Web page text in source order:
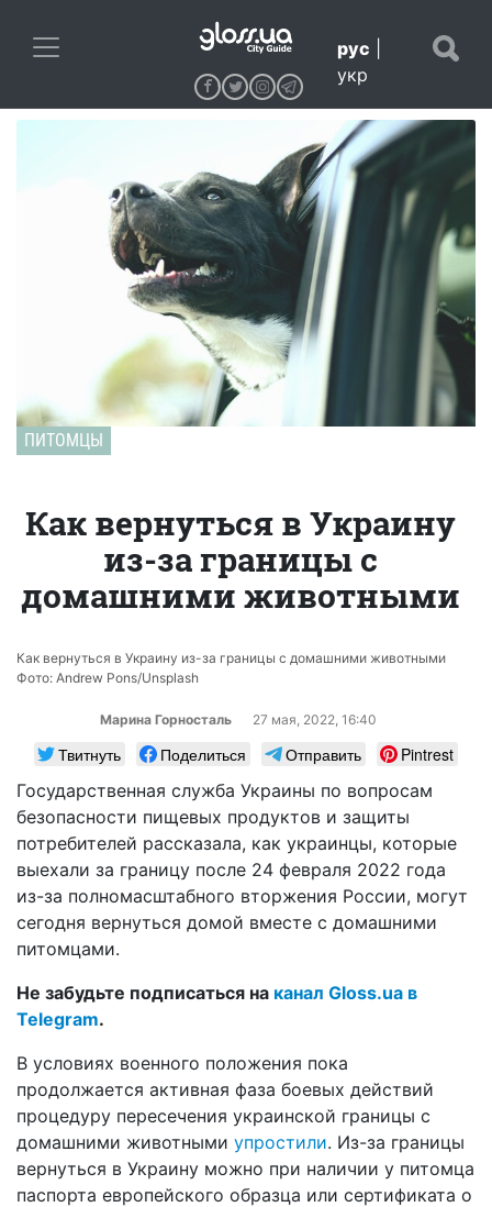
рус
укр
ПИТОМЦЫ
Как вернуться в Украину
из-за границы с
домашними животными
Как вернуться в Украину из-за границы с домашними животными
Фото: Andrew Pons/Unsplash
Марина Горносталь 27 мая, 2022, 16:40
Твитнуть Поделиться Отправить
Pintrest
Государственная служба Украины по вопросам
безопасности пищевых продуктов и защиты
потребителей рассказала, как украинцы, которые
выехали за границу после 24 февраля 2022 года
из-за полномасштабного вторжения России, могут
сегодня вернуться домой вместе с домашними
питомцами.
Не забудьте подписаться на канал Gloss.ua в
Telegram.
В условиях военного положения пока
продолжается активная фаза боевых действий
процедуру пересечения украинской границы с
домашними животными упростили. Из-за границы
вернуться в Украину можно при наличии у питомца
паспорта европейского образца или сертификата о